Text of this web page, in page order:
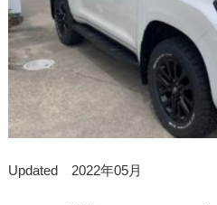
Updated 2022年05月